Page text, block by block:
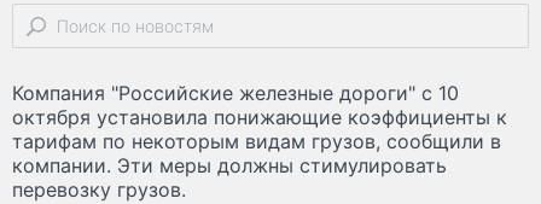
Компания "Российские железные дороги" с 10
октября установила понижающие коэффициенты к
тарифам по некоторым видам грузов, сообщили в
компании. Эти меры должны стимулировать
перевозку грузов.